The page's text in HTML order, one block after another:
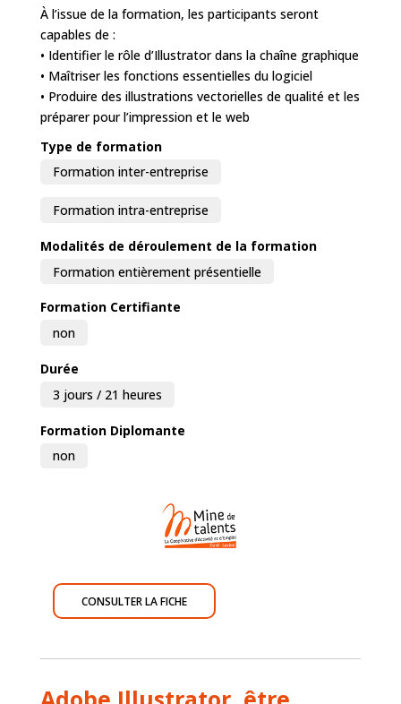
À l’issue de la formation, les participants seront
capables de :
• Identifier le rôle d’Illustrator dans la chaîne graphique
• Maîtriser les fonctions essentielles du logiciel
• Produire des illustrations vectorielles de qualité et les
préparer pour l’impression et le web
Type de formation
Formation inter-entreprise
Formation intra-entreprise
Modalités de déroulement de la formation
Formation entièrement présentielle
Formation Certifiante
non
Durée
3 jours / 21 heures
Formation Diplomante
non
CONSULTER LA FICHE